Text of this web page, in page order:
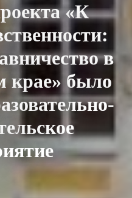
«К
в
крае» было